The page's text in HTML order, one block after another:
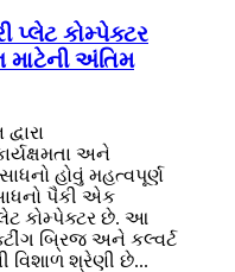
પ્લેટ કોમ્પેક્ટર
માટેની અંતિમ
અને
હોવું મહત્વપૂર્ણ
પૈકી એક
કોમ્પેક્ટર છે. આ
બ્રિજ અને કલ્વર્ટ
વિશાળ શ્રેણી છે...